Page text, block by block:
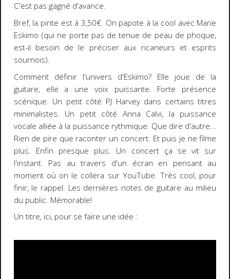
C'est pas gagné d'avance.
Bref, la pinte est à 3,50€. On papote à la cool avec Marie
Eskimo (qui ne porte pas de tenue de peau de phoque,
est-il besoin de le préciser aux ricaneurs et esprits
sournois).
Comment définir l'univers d'Eskimo? Elle joue de la
guitare, elle a une voix puissante. Forte présence
scénique. Un petit côté PJ Harvey dans certains titres
minimalistes. Un petit côté Anna Calvi, la puissance
vocale alliée à la puissance rythmique. Que dire d'autre...
Rien de pire que raconter un concert. Et puis je ne filme
plus. Enfin presque plus. Un concert ça se vit sur
l'instant. Pas au travers d'un écran en pensant au
moment où on le collera sur YouTube. Très cool, pour
finir, le rappel. Les dernières notes de guitare au milieu
du public. Mémorable!
Un titre, ici, pour se faire une idée :